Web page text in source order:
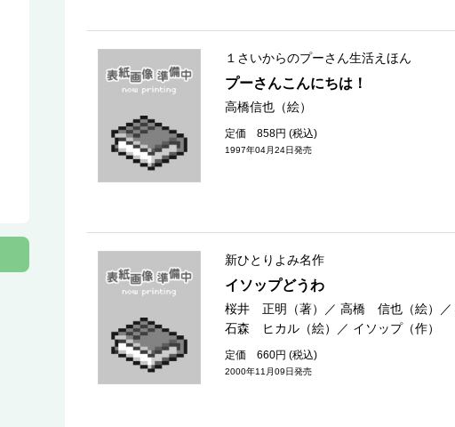
１さいからのプーさん生活えほん
プーさんこんにちは！
高橋信也（絵）
定価 858円 (税込)
1997年04月24日発売
新ひとりよみ名作
イソップどうわ
桜井 正明（著） ／ 高橋 信也（絵） ／
石森 ヒカル（絵）
／ イソップ（作）
定価 660円 (税込)
2000年11月09日発売